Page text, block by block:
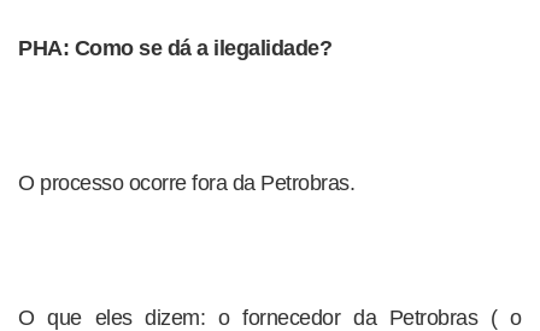
PHA: Como se dá a ilegalidade?
O processo ocorre fora da Petrobras.
O que eles dizem: o fornecedor da Petrobras ( o